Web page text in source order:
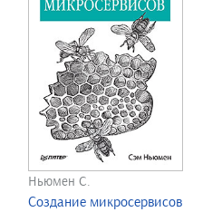
Ньюмен С.
Создание микросервисов